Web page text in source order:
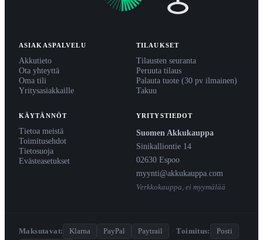
ASIAKASPALVELU
Akkutieto
Ota yhteyttä
Oma tili
Yritysasiakkaille
TILAUKSET
Tilausten seuranta
Peruuta tilaus
Palauta tuote (30 pv ilmainen)
Takuu
KÄYTÄNNÖT
Tietoa meistä
Toimitusehdot
Tietosuoja
Evästeasetukset
YRITYSTIEDOT
Suomen Akkukauppa
Sinikalliontie 14
02630 Espoo
myynti@akkukauppa.com
Verkkokauppa, ei myymälää
Maksutavat: Klarna PayPal Paytrail · Toimitus: Posti